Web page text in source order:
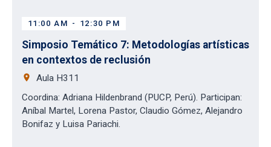
11:00 AM - 12:30 PM
Simposio Temático 7: Metodologías artísticas
en contextos de reclusión
place
Aula H311
Coordina: Adriana Hildenbrand (PUCP, Perú). Participan:
Aníbal Martel, Lorena Pastor, Claudio Gómez, Alejandro
Bonifaz y Luisa Pariachi.